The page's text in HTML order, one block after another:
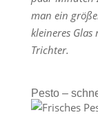
man ein
kleineres
Trichter.
Pesto –